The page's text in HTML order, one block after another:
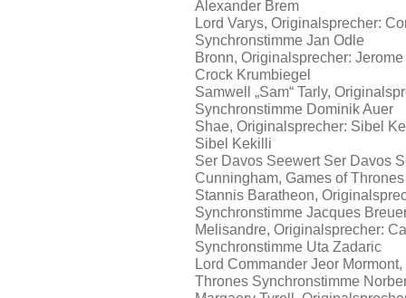
Alexander Brem
Lord Varys, Originalsprecher:
Synchronstimme Jan Odle
Bronn, Originalsprecher:
Crock Krumbiegel
Samwell „Sam“ Tarly,
Synchronstimme Dominik Auer
Shae, Originalsprecher: Sibel
Sibel Kekilli
Ser Davos Seewert Ser Davos
Cunningham, Games of
Stannis Baratheon,
Synchronstimme Jacques
Melisandre, Originalsprecher:
Synchronstimme Uta Zadaric
Lord Commander Jeor
Thrones Synchronstimme